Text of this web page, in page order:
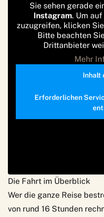
Sie sehen gerade
Instagram. Um
zuzugreifen, klicken
Bitte beachten
Drittanbieter
Mehr
Inhalt
Erforderlichen
Die Fahrt im Überblick
Wer die ganze Reise
von rund 16 Stunden